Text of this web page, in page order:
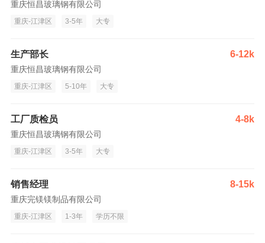
重庆恒昌玻璃钢有限公司
重庆-江津区 3-5年 大专
生产部长 6-12k
重庆恒昌玻璃钢有限公司
重庆-江津区 5-10年 大专
工厂质检员 4-8k
重庆恒昌玻璃钢有限公司
重庆-江津区 3-5年 大专
销售经理 8-15k
重庆完镁镁制品有限公司
重庆-江津区 1-3年 学历不限